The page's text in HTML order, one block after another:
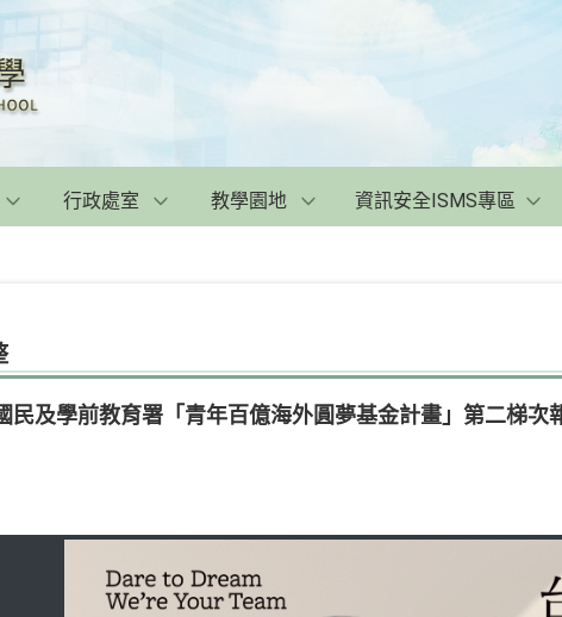
行政處室 教學園地 資訊安全ISMS專區
民及學前教育署「青年百億海外圓夢基金計畫」第二梯次